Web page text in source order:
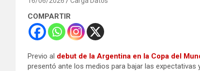
COMPARTIR
Previo al debut de la Argentina en la Copa del
presentó ante los medios para bajar las expectativas